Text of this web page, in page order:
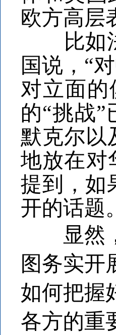
欧方高层
比如法
国说，“
对立面
的“挑战
默克尔以
地放在对
提到，如
开的话题。
显然，
图务实开
如何把握
各方的重